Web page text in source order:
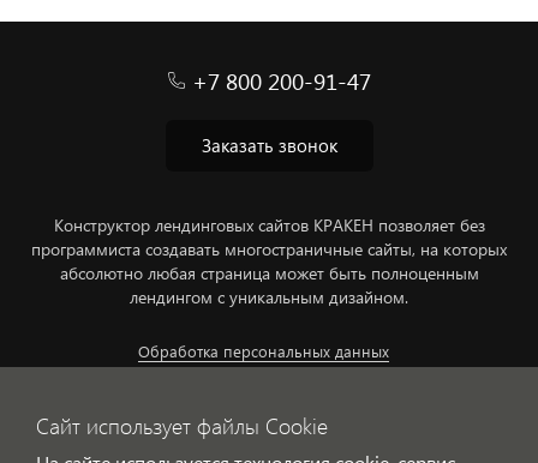
+7 800 200-91-47
Заказать звонок
Конструктор лендинговых сайтов КРАКЕН позволяет без
программиста создавать многостраничные сайты, на которых
абсолютно любая страница может быть полноценным
лендингом с уникальным дизайном.
Обработка персональных данных
Сайт использует файлы Cookie